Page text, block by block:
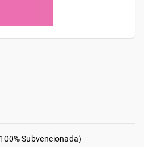
Subvencionada)